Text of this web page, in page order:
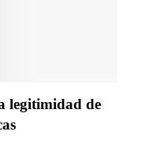
legitimidad de